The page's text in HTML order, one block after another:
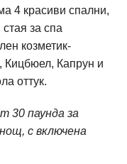
4 красиви спални,
за спа
козметик-
Кицбюел, Капрун и
оттук.
30 паунда за
с включена